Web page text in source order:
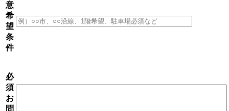
意
希
望
条
件
必
須
お
問